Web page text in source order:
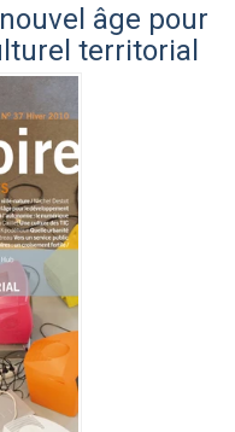
âge pour
territorial